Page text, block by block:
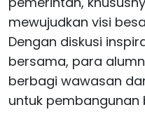
mewujudkan visi
Dengan diskusi
bersama, para
berbagi wawasan
untuk pembangunan